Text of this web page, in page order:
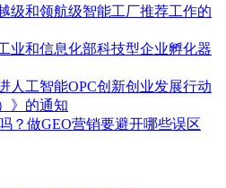
级和领航级智能工厂推荐工作的
业和信息化部科技型企业孵化器
人工智能OPC创新创业发展行动
》的通知
？做GEO营销要避开哪些误区